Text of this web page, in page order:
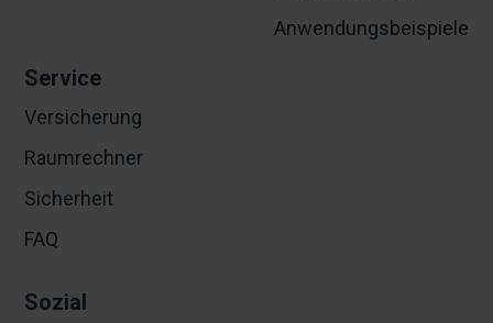
Anwendungsbeispiele
Service
Versicherung
Raumrechner
Sicherheit
FAQ
Sozial